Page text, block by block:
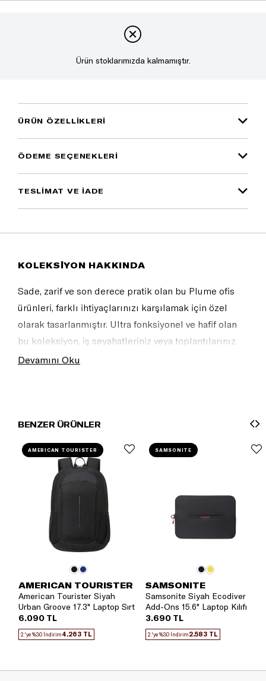
Ürün stoklarımızda kalmamıştır.
ÜRÜN ÖZELLIKLERI
ÖDEME SEÇENEKLERI
TESLİMAT VE İADE
KOLEKSİYON HAKKINDA
Sade, zarif ve son derece pratik olan bu Plume ofis
ürünleri, farklı ihtiyaçlarınızı karşılamak için özel
olarak tasarlanmıştır. Ultra fonksiyonel ve hafif olan
bu koleksiyon, iş seyahatleriniz veya toplantılarınız
için vazgeçilmez bir yol arkadaşı olacak.
Devamını Oku
BENZER ÜRÜNLER
AMERICAN TOURISTER
American Tourister Siyah
Urban Groove 17.3" Laptop Sırt
Çantası
6.090 TL
2.'ye %30 İndirim4.263 TL
AMERICAN TOURISTER
SAMSONITE
Samsonite Siyah Ecodiver
Add-Ons 15.6" Laptop Kılıfı
3.690 TL
2.'ye %30 İndirim2.583 TL
SAMSONITE